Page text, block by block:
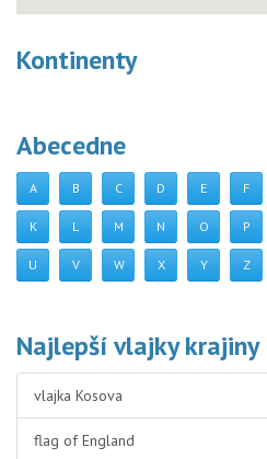
Kontinenty
Abecedne
A B C D E F
K L M N O P
U V W X Y Z
Najlepší vlajky krajiny
vlajka Kosova
flag of England